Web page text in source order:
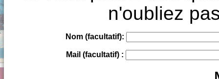
n'oubliez
Nom (facultatif):
Mail (facultatif) :